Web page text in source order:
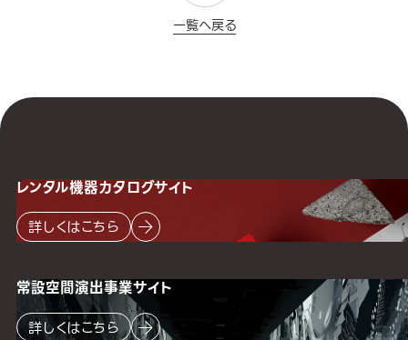
一覧へ戻る
レンタル機器カタログサイト
詳しくはこちら
常設空間演出事業サイト
詳しくはこちら